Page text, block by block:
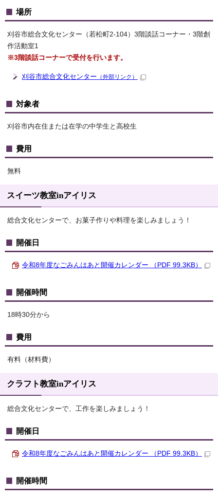
場所
刈谷市総合文化センター（若松町2-104）3階談話コーナー・3階創
作活動室1
※3階談話コーナーで受付を行います。
刈谷市総合文化センター （外部リンク）
対象者
刈谷市内在住または在学の中学生と高校生
費用
無料
スイーツ教室inアイリス
総合文化センターで、お菓子作りや料理を楽しみましょう！
開催日
令和8年度なごみんはあと開催カレンダー （PDF 99.3KB）
開催時間
18時30分から
費用
有料（材料費）
クラフト教室inアイリス
総合文化センターで、工作を楽しみましょう！
開催日
令和8年度なごみんはあと開催カレンダー （PDF 99.3KB）
開催時間